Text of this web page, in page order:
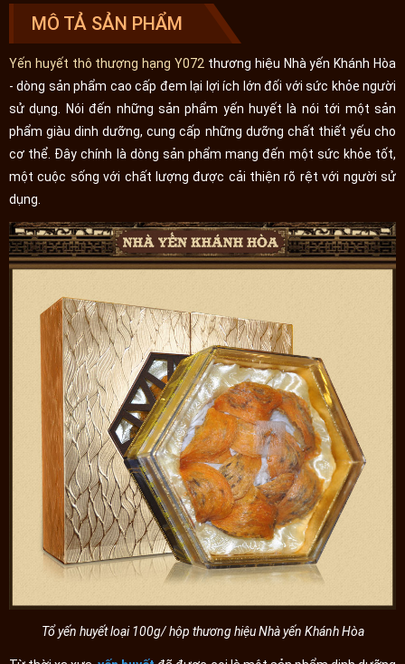
MÔ TẢ SẢN PHẨM
Yến huyết thô thượng hạng Y072 thương hiệu Nhà yến Khánh Hòa
- dòng sản phẩm cao cấp đem lại lợi ích lớn đối với sức khỏe người
sử dụng. Nói đến những sản phẩm yến huyết là nói tới một sản
phẩm giàu dinh dưỡng, cung cấp những dưỡng chất thiết yếu cho
cơ thể. Đây chính là dòng sản phẩm mang đến một sức khỏe tốt,
một cuộc sống với chất lượng được cải thiện rõ rệt với người sử
dụng.
Tổ yến huyết loại 100g/ hộp thương hiệu Nhà yến Khánh Hòa